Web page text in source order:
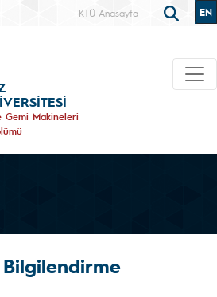
KTÜ Anasayfa EN
Gemi Makineleri